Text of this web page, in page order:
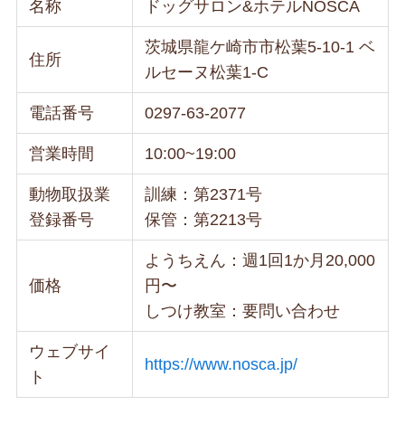
名称 ドッグサロン&ホテルNOSCA
住所
茨城県龍ケ崎市市松葉5-10-1 ベ
ルセーヌ松葉1-C
電話番号 0297-63-2077
営業時間 10:00~19:00
動物取扱業
登録番号
訓練：第2371号
保管：第2213号
価格
ようちえん：週1回1か月20,000
円〜
しつけ教室：要問い合わせ
ウェブサイ
ト
https://www.nosca.jp/